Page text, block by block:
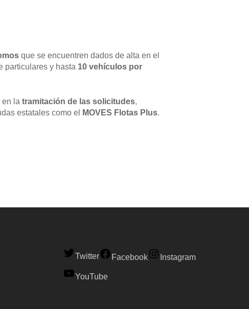
que se encuentren dados de alta en el
particulares y hasta 10 vehículos por
en la tramitación de las solicitudes,
estatales como el
MOVES Flotas Plus.
Twitter Facebook Instagram
YouTube